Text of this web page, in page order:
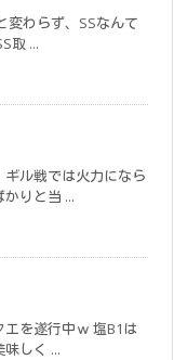
変わらず、SSなんて
取 ...
ル戦では火力になら
りと当 ...
を遂行中ｗ 塩B1は
しく ...